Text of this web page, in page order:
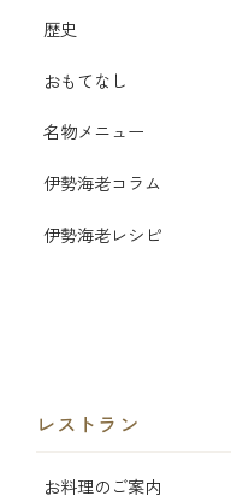
歴史
おもてなし
名物メニュー
伊勢海老コラム
伊勢海老レシピ
レストラン
お料理のご案内